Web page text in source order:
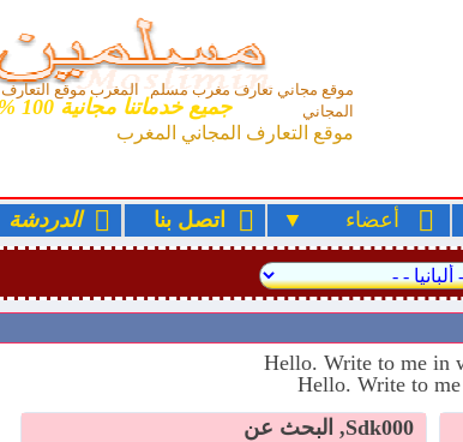
جميع خدماتنا مجانية 100 %
موقع مجاني تعارف مغرب مسلم المغرب موقع التعارف
المجاني
موقع التعارف المجاني المغرب
أعضاء اتصل بنا الدردشة
Sdk000, البحث عن